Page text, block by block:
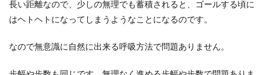
長い距離なので、少しの無理でも蓄積されると、ゴールする頃に
はヘトヘトになってしまうようなことになるのです。
なので無意識に自然に出来る呼吸方法で問題ありません。